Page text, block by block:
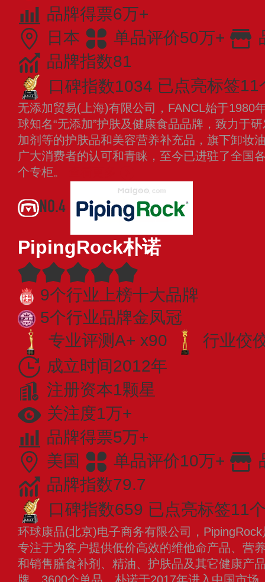
品牌得票6万+
日本
单品评价50万+
品牌指数81
口碑指数1034 已点亮标签11
无添加贸易(上海)有限公司，FANCL始于1980
球知名“无添加”护肤及健康食品品牌，致力于
加剂等的护肤品和美容营养补充品，旗下卸妆
广大消费者的认可和青睐，至今已进驻了全国
个专柜。
NO.4
PipingRock朴诺
9个行业上榜十大品牌
5个行业品牌金凤冠
专业评测A+ x90
行业佼
成立时间2012年
注册资本1颗星
关注度1万+
品牌得票5万+
美国
单品评价10万+
品牌指数79.7
口碑指数659 已点亮标签11
环球康品(北京)电子商务有限公司，
专注于为客户提供低价高效的维他命产品、营
和销售膳食补剂、精油、护肤品及其它健康产
牌、3600个单品。朴诺于2017年进入中国市场